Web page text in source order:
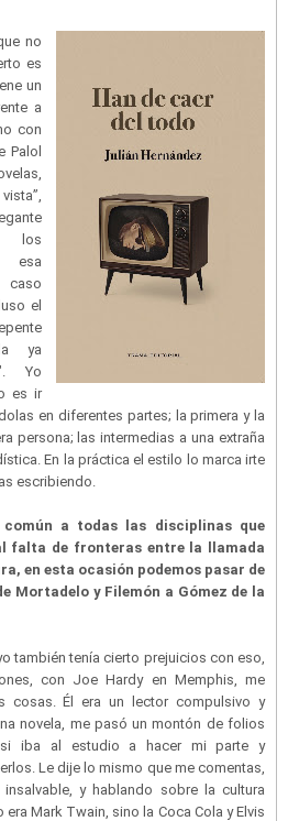
no
es
un
a
con
Palol
los
esa
el
ya
Yo
es ir
en diferentes partes; la primera y la
persona; las intermedias a una extraña
En la práctica el estilo lo marca irte
escribiendo.
a todas las disciplinas que
falta de fronteras entre la llamada
en esta ocasión podemos pasar de
Mortadelo y Filemón a Gómez de la
también tenía cierto prejuicios con eso,
con Joe Hardy en Memphis, me
cosas. Él era un lector compulsivo y
novela, me pasó un montón de folios
iba al estudio a hacer mi parte y
Le dije lo mismo que me comentas,
y hablando sobre la cultura
Mark Twain, sino la Coca Cola y Elvis